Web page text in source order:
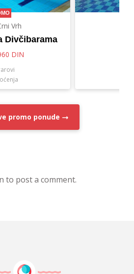
Vrh
Divčibarama
DIN
promo ponude
to post a comment.